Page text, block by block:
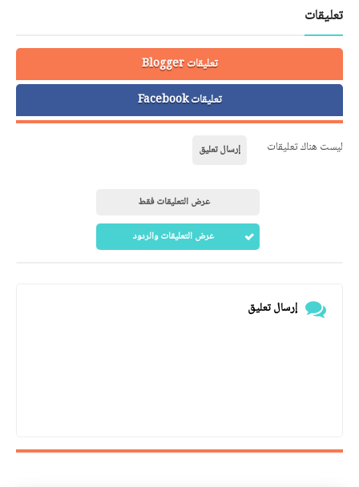
تعليقات
تعليقات Blogger
تعليقات Facebook
ليست هناك تعليقات إرسال تعليق
عرض التعليقات فقط
عرض التعليقات والردود
إرسال تعليق